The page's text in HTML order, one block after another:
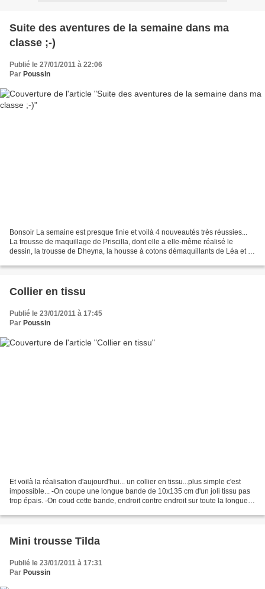
Suite des aventures de la semaine dans ma
classe ;-)
Publié le 27/01/2011 à 22:06
Par Poussin
Bonsoir La semaine est presque finie et voilà 4 nouveautés très réussies...
La trousse de maquillage de Priscilla, dont elle a elle-même réalisé le
dessin, la trousse de Dheyna, la housse à cotons démaquillants de Léa et le
Collier en tissu
Publié le 23/01/2011 à 17:45
Par Poussin
Et voilà la réalisation d'aujourd'hui... un collier en tissu...plus simple c'est
impossible... -On coupe une longue bande de 10x135 cm d'un joli tissu pas
trop épais. -On coud cette bande, endroit contre endroit sur toute la longueur,
Mini trousse Tilda
Publié le 23/01/2011 à 17:31
Par Poussin